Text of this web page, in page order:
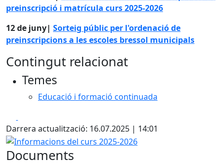
preinscripció i matrícula curs 2025-2026
12 de juny| Sorteig públic per l'ordenació de
preinscripcions a les escoles bressol municipals
Contingut relacionat
Temes
Educació i formació continuada
Darrera actualització: 16.07.2025 | 14:01
Informacions del curs 2025-2026
Documents